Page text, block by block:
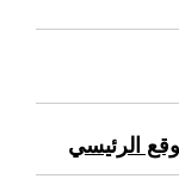
الرئيسي